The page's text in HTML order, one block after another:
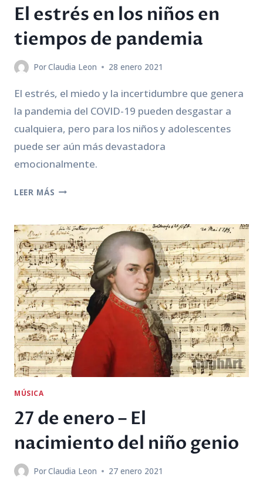
El estrés en los niños en
tiempos de pandemia
PorClaudia Leon 28 enero 2021
El estrés, el miedo y la incertidumbre que genera
la pandemia del COVID-19 pueden desgastar a
cualquiera, pero para los niños y adolescentes
puede ser aún más devastadora
emocionalmente.
LEER MÁS EL
LOS
NIÑOS
EN
TIEMPOS
DE
PANDEMIA
MÚSICA
27 de enero – El
nacimiento del niño genio
PorClaudia Leon 27 enero 2021